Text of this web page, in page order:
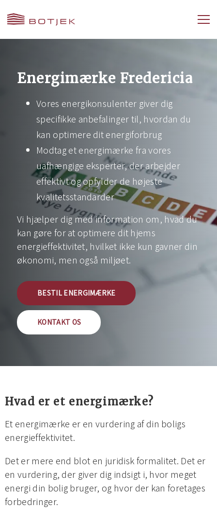
Energimærke Fredericia
Vores energikonsulenter giver dig
specifikke anbefalinger til, hvordan du
kan optimere dit energiforbrug
Modtag et energimærke fra vores
uafhængige eksperter, der arbejder
effektivt og opfylder de højeste
kvalitetsstandarder
Vi hjælper dig med information om, hvad du
kan gøre for at optimere dit hjems
energieffektivitet, hvilket ikke kun gavner din
økonomi, men også miljøet.
BESTIL ENERGIMÆRKE
KONTAKT OS
Hvad er et energimærke?
Et energimærke er en vurdering af din boligs
energieffektivitet.
Det er mere end blot en juridisk formalitet. Det er
en vurdering, der giver dig indsigt i, hvor meget
energi din bolig bruger, og hvor der kan foretages
forbedringer.